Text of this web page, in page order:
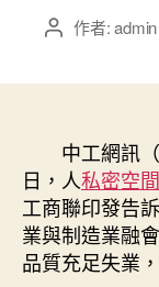
文 作者:admin
中工網訊
日，人私密空間
工商聯印發告
業與制造業融
品質充足失業